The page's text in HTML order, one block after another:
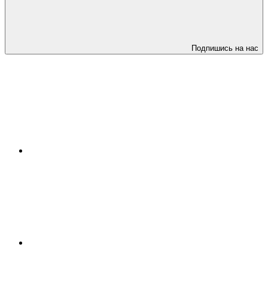
Подпишись на нас